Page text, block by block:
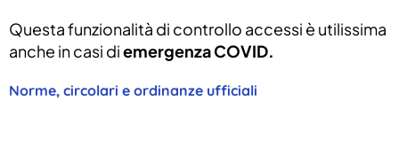
Questa funzionalità di controllo accessi è utilissima
anche in casi diemergenza COVID.
Norme, circolari e ordinanze ufficiali